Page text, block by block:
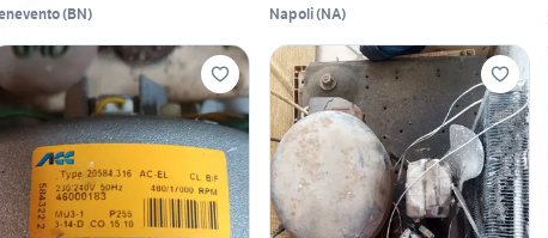
(BN) Napoli(NA)